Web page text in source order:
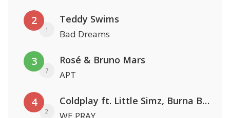
2
1
Teddy Swims
Bad Dreams
3
7
Rosé & Bruno Mars
APT
4
2
Coldplay ft. Little Simz, Burna Boy, Elyanna & Tini